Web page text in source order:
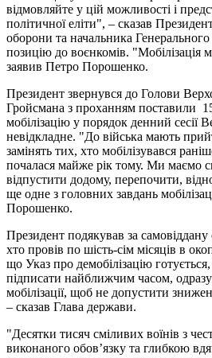
відмовляйте у цій можливості і
політичної еліти", – сказав
оборони та начальника
позицію до воєнкомів. "Мобілізація
заявив Петро Порошенко.
Президент звернувся до Голови
Гройсмана з проханням поставили
мобілізацію у порядок денний сесії
невідкладне. "До війська мають
замінять тих, хто мобілізувався
почалася майже рік тому. Ми маємо
відпустити додому, перепочити,
ще одне з головних завдань
Порошенко.
Президент подякував за
хто провів по шість-сім місяців в
що Указ про демобілізацію
підписати найближчим часом,
мобілізації, щоб не допустити
– сказав Глава держави.
"Десятки тисяч сміливих воїнів з
виконаного обов’язку та глибкою